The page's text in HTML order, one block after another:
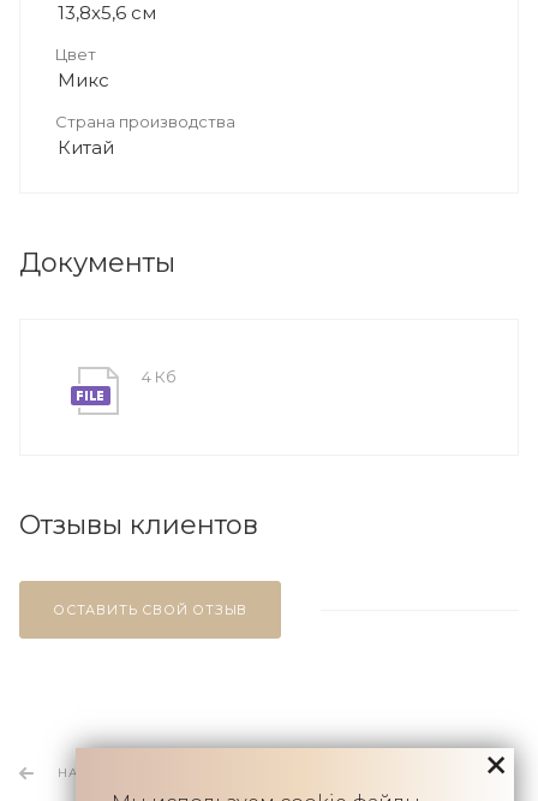
13,8х5,6 см
Цвет
Микс
Страна производства
Китай
Документы
4 Кб
Отзывы клиентов
ОСТАВИТЬ СВОЙ ОТЗЫВ
НАЗАД К СПИСКУ